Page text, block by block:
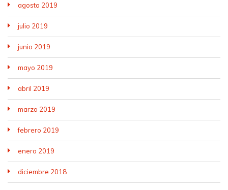
agosto 2019
julio 2019
junio 2019
mayo 2019
abril 2019
marzo 2019
febrero 2019
enero 2019
diciembre 2018